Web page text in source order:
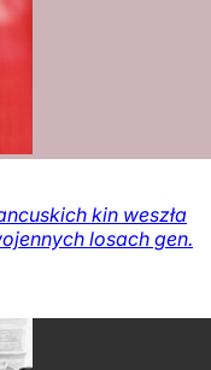
kin weszła
losach gen.